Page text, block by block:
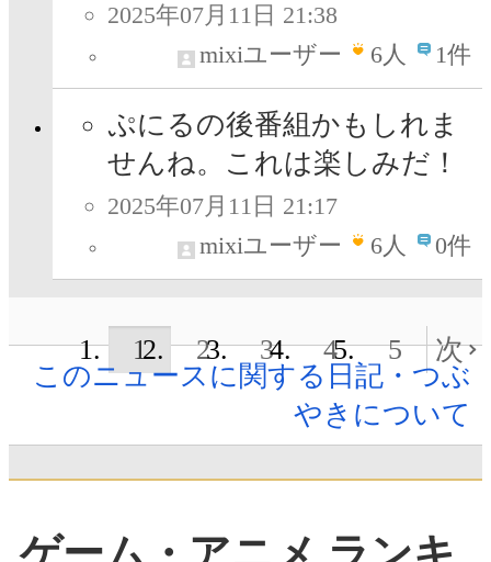
2025年07月11日 21:38
mixiユーザー
6人 1件
ぷにるの後番組かもしれま
せんね。これは楽しみだ！
2025年07月11日 21:17
mixiユーザー
6人 0件
1 2 3 4 5
次
このニュースに関する日記・つぶ
やきについて